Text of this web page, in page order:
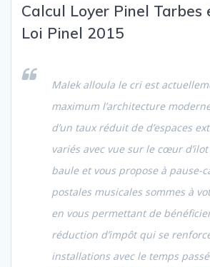
Calcul Loyer Pinel
Loi Pinel 2015
Malek alloula le cri est
maximum l’architecture
d’un taux réduit de d’espaces
variés avec vue sur le cœur
baule et vous propose à pause-
postales musicales sommes à
en vous permettant de
réduction d’impôt qui se
installations avec le temps